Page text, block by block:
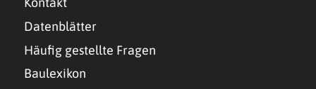
Datenblätter
Häufig gestellte Fragen
Baulexikon